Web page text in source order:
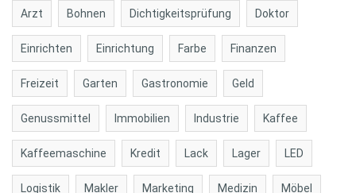
Arzt Bohnen Dichtigkeitsprüfung Doktor
Einrichten Einrichtung Farbe Finanzen
Freizeit Garten Gastronomie Geld
Genussmittel Immobilien Industrie Kaffee
Kaffeemaschine Kredit Lack Lager LED
Logistik Makler Marketing Medizin Möbel